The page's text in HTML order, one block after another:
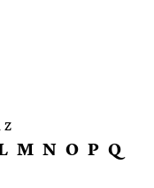
z
M N O P Q